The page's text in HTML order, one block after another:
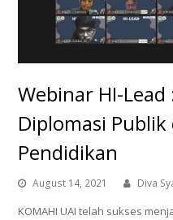
Webinar HI-
Diplomasi
Pendidikan
August 14, 2021 Diva
KOMAHI UAI telah sukses